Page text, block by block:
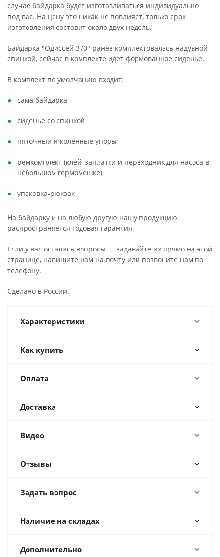
случае байдарка будет изготавливаться индивидуально
под вас. На цену это никак не повлияет, только срок
изготовления составит около двух недель.
Байдарка "Одиссей 370" ранее комплектовалась надувной
спинкой, сейчас в комплекте идет формованное сиденье.
В комплект по умолчанию входит:
сама байдарка
сиденье со спинкой
пяточный и коленные упоры
ремкомплект (клей, заплатки и переходник для насоса в
небольшом гермомешке)
упаковка-рюкзак
На байдарку и на любую другую нашу продукцию
распространяется годовая гарантия.
Если у вас остались вопросы — задавайте их прямо на этой
странице, напишите нам на почту или позвоните нам по
телефону.
Сделано в России.
Характеристики
Как купить
Оплата
Доставка
Видео
Отзывы
Задать вопрос
Наличие на складах
Дополнительно